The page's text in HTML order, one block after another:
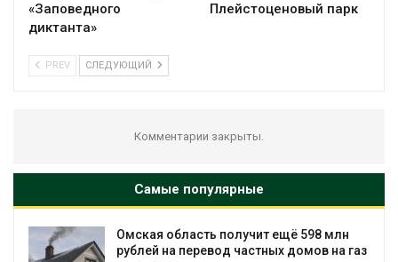
«Заповедного
диктанта»
Плейстоценовый парк
PREV СЛЕДУЮЩИЙ
Комментарии закрыты.
Самые популярные
Омская область получит ещё 598 млн
рублей на перевод частных домов на газ